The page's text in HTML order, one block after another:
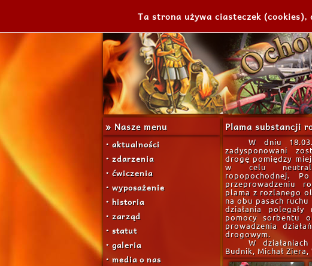
» Nasze menu
• aktualności
• zdarzenia
• ćwiczenia
• wyposażenie
• historia
• zarząd
• statut
• galeria
• media o nas
Plama substancji
W dniu
zadysponowani
drogę pomiędzy
w celu
ropopochodnej.
przeprowadzeniu
plama z rozlanego
na obu pasach ruchu
działania
pomocy sorbentu
prowadzenia
drogowym.
W
Budnik, Michał
Ta strona używa ciasteczek